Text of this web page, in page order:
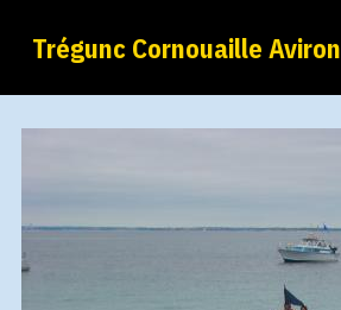
Trégunc Cornouaille Aviron